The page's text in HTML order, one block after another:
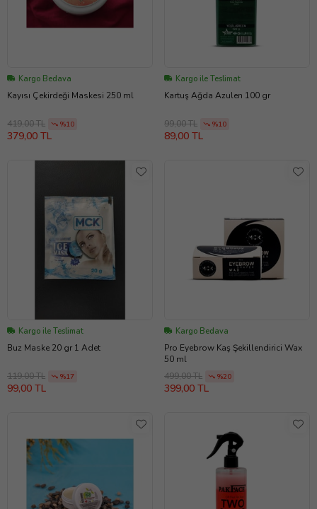
Kargo Bedava
Kayısı Çekirdeği Maskesi 250 ml
419,00 TL %10
379,00 TL
Kargo ile Teslimat
Kartuş Ağda Azulen 100 gr
99,00 TL %10
89,00 TL
Kargo ile Teslimat
Buz Maske 20 gr 1 Adet
119,00 TL %17
99,00 TL
Kargo Bedava
Pro Eyebrow Kaş Şekillendirici Wax
50 ml
499,00 TL
%20
399,00 TL